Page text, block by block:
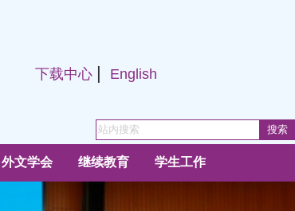
下载中心 | English
外文学会 继续教育 学生工作